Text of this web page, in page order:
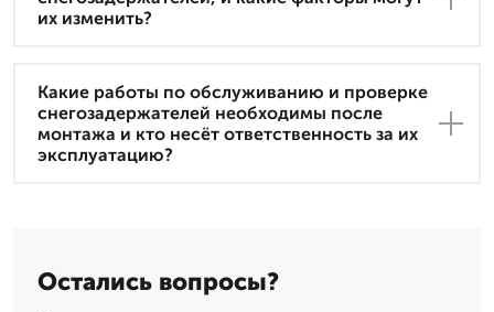
их изменить?
Какие работы по обслуживанию и проверке
снегозадержателей необходимы после
монтажа и кто несёт ответственность за их
эксплуатацию?
Остались вопросы?